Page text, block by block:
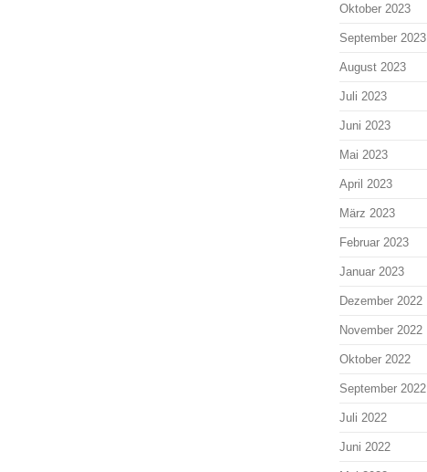
Oktober 2023
September 2023
August 2023
Juli 2023
Juni 2023
Mai 2023
April 2023
März 2023
Februar 2023
Januar 2023
Dezember 2022
November 2022
Oktober 2022
September 2022
Juli 2022
Juni 2022